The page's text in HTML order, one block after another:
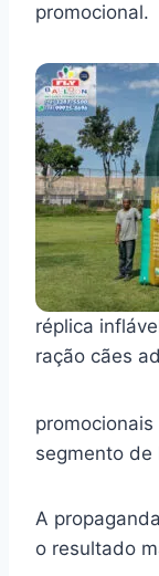
promocional.
réplica
ração cães
segmento de
A
o resultado